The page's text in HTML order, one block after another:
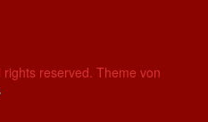
rights reserved. Theme von